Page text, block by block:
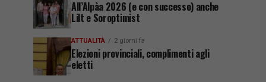
All’Alpàa 2026 (e con successo) anche
Lilt e Soroptimist
ATTUALITÀ 2 giorni fa
Elezioni provinciali, complimenti agli
eletti